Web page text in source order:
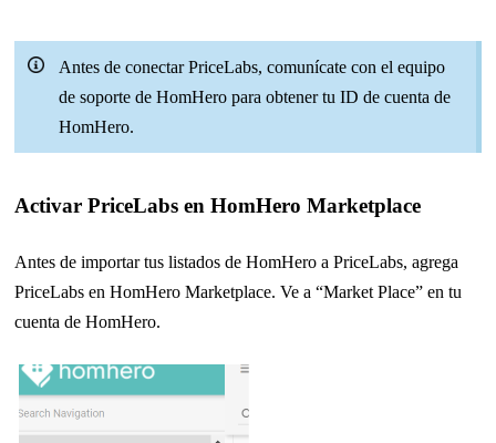
Antes de conectar PriceLabs, comunícate con el equipo
de soporte de HomHero para obtener tu ID de cuenta de
HomHero.
Activar PriceLabs en HomHero Marketplace
Antes de importar tus listados de HomHero a PriceLabs, agrega
PriceLabs en HomHero Marketplace. Ve a “Market Place” en tu
cuenta de HomHero.